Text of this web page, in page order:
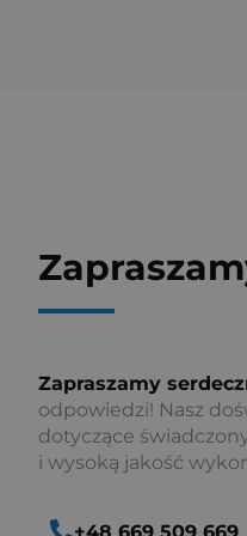
Zapraszamy
odpowiedzi! Nasz
dotyczące
i wysoką jakość